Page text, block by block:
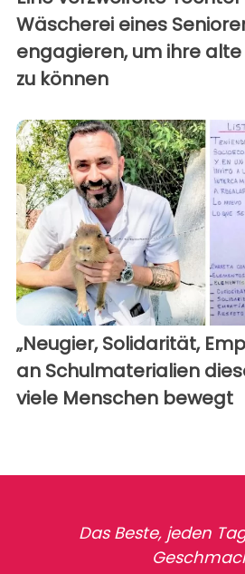
Wäscherei eines
engagieren, um ihre
zu können
„Neugier, Solidarität,
an Schulmaterialien
viele Menschen bewegt
Das Beste, jeden